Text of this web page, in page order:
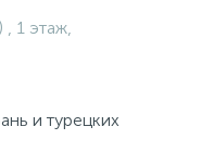
1 этаж,
и турецких